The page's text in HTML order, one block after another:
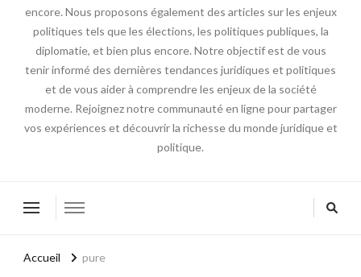
encore. Nous proposons également des articles sur les enjeux
politiques tels que les élections, les politiques publiques, la
diplomatie, et bien plus encore. Notre objectif est de vous
tenir informé des dernières tendances juridiques et politiques
et de vous aider à comprendre les enjeux de la société
moderne. Rejoignez notre communauté en ligne pour partager
vos expériences et découvrir la richesse du monde juridique et
politique.
Accueil pure